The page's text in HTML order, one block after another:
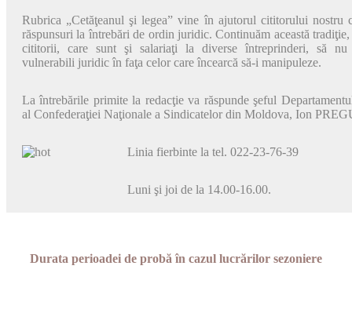
Rubrica „Cetăţeanul şi legea” vine în aju­torul cititorului nostru
răspun­suri la întrebări de ordin juridic. Conti­nuăm această
cititorii, care sunt şi salariaţi la diverse întreprin­deri, să nu
vulnerabili juridic în faţa celor care încearcă să-i manipuleze.
La întrebările primite la redacţie va răs­punde şeful
al Confederaţiei Naţionale a Sindicatelor din Moldova, Ion
Linia fierbinte la tel. 022-23-76-39
Luni şi joi de la 14.00-16.00.
Durata perioadei de probă în cazul lucrărilor sezoniere